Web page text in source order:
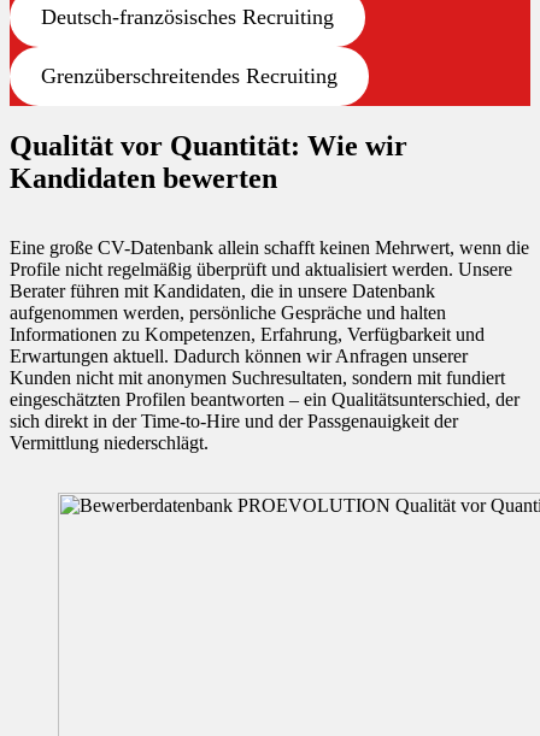
Deutsch-französisches Recruiting
Grenzüberschreitendes Recruiting
Qualität vor Quantität: Wie wir
Kandidaten bewerten
Eine große CV-Datenbank allein schafft keinen Mehrwert, wenn die
Profile nicht regelmäßig überprüft und aktualisiert werden. Unsere
Berater führen mit Kandidaten, die in unsere Datenbank
aufgenommen werden, persönliche Gespräche und halten
Informationen zu Kompetenzen, Erfahrung, Verfügbarkeit und
Erwartungen aktuell. Dadurch können wir Anfragen unserer
Kunden nicht mit anonymen Suchresultaten, sondern mit fundiert
eingeschätzten Profilen beantworten – ein Qualitätsunterschied, der
sich direkt in der Time-to-Hire und der Passgenauigkeit der
Vermittlung niederschlägt.